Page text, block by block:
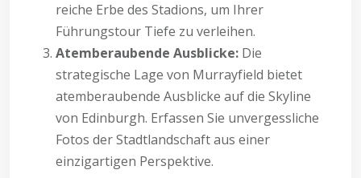
reiche Erbe des Stadions, um Ihrer
Führungstour Tiefe zu verleihen.
Atemberaubende Ausblicke: Die
strategische Lage von Murrayfield bietet
atemberaubende Ausblicke auf die Skyline
von Edinburgh. Erfassen Sie unvergessliche
Fotos der Stadtlandschaft aus einer
einzigartigen Perspektive.